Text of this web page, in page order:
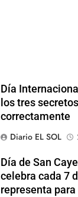
Día
los tres
correctamente
Diario EL SOL
Día de San
celebra cada 7
representa